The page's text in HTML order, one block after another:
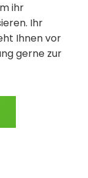
ihr
Ihr
Ihnen vor
gerne zur